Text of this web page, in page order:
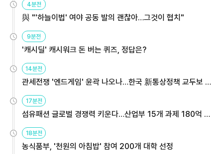
4분전
與 "'하늘이법' 여야 공동 발의 괜찮아…그것이 협치"
9분전
'캐시딜' 캐시워크 돈 버는 퀴즈, 정답은?
14분전
관세전쟁 '엔드게임' 윤곽 나오나…한국 新통상정책 교두보 활
17분전
섬유패션 글로벌 경쟁력 키운다…산업부 15개 과제 180억 지
18분전
농식품부, '천원의 아침밥' 참여 200개 대학 선정